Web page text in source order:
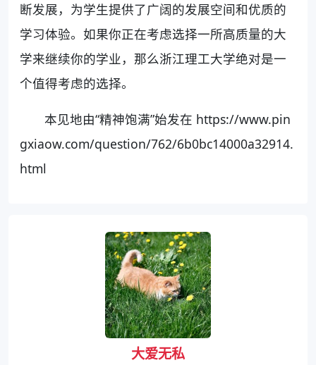
断发展，为学生提供了广阔的发展空间和优质的
学习体验。如果你正在考虑选择一所高质量的大
学来继续你的学业，那么浙江理工大学绝对是一
个值得考虑的选择。
本见地由“精神饱满”始发在 https://www.pin
gxiaow.com/question/762/6b0bc14000a32914.
html
大爱无私